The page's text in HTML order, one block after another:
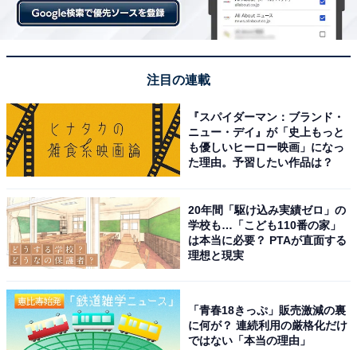
ラックスできる
地よい
注目の連載
『スパイダーマン：ブランド・
ニュー・デイ』が「史上もっと
も優しいヒーロー映画」になっ
た理由。予習したい作品は？
20年間「駆け込み実績ゼロ」の
学校も…「こども110番の家」
は本当に必要？ PTAが直面する
理想と現実
「青春18きっぷ」販売激減の裏
に何が？ 連続利用の厳格化だけ
ではない「本当の理由」